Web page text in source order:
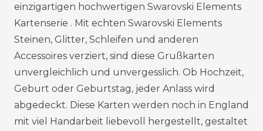
einzigartigen hochwertigen Swarovski Elements
Kartenserie . Mit echten Swarovski Elements
Steinen, Glitter, Schleifen und anderen
Accessoires verziert, sind diese Grußkarten
unvergleichlich und unvergesslich. Ob Hochzeit,
Geburt oder Geburtstag, jeder Anlass wird
abgedeckt. Diese Karten werden noch in England
mit viel Handarbeit liebevoll hergestellt, gestaltet